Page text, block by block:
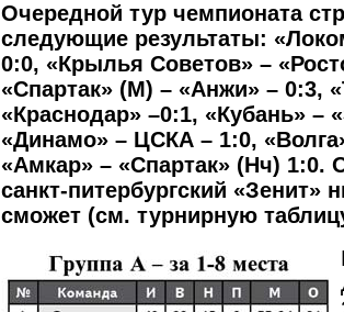
Очередной тур чемпионата
следующие результаты:
0:0, «Крылья Советов» –
«Спартак» (М) – «Анжи» – 0:3,
«Краснодар» –0:1, «Кубань» –
«Динамо» – ЦСКА – 1:0,
«Амкар» – «Спартак» (Нч) 1:0.
санкт-питербургский «Зенит»
сможет (см. турнирную